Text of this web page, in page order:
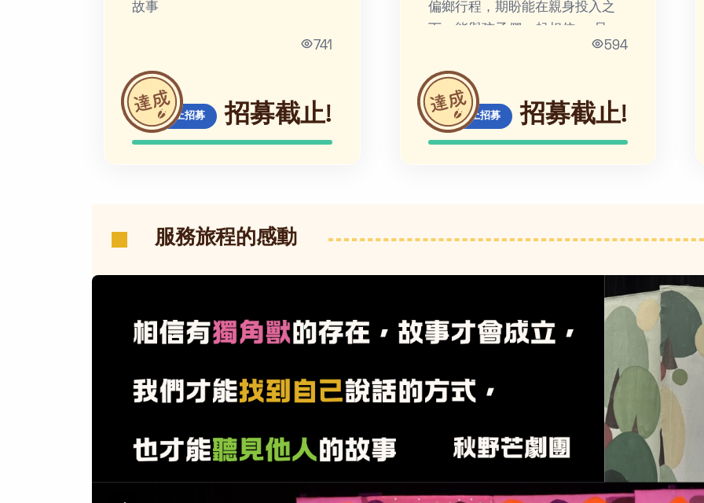
故事
741
線上招募 招募截止!
偏鄉行程，期盼能在親身投入之
勇敢前行，我們都能成為溫暖的
人，為他人的生命帶來光輝。
594
線上招募 招募截止!
服務旅程的感動